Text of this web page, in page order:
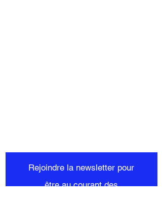
Rejoindre la newsletter pour
être au courant des